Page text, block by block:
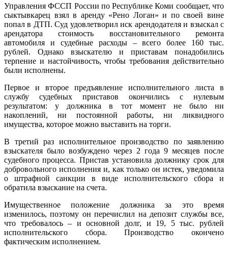
Управления ФССП России по Республике Коми сообщает, что
сыктывкарец взял в аренду «Рено Логан» и по своей вине
попал в ДТП. Суд удовлетворил иск арендодателя и взыскал с
арендатора стоимость восстановительного ремонта
автомобиля и судебные расходы – всего более 160 тыс.
рублей. Однако взыскателю и приставам понадобились
терпение и настойчивость, чтобы требования действительно
были исполнены.
Первое и второе предъявление исполнительного листа в
службу судебных приставов окончились с нулевым
результатом: у должника в тот момент не было ни
накоплений, ни постоянной работы, ни ликвидного
имущества, которое можно выставить на торги.
В третий раз исполнительное производство по заявлению
взыскателя было возбуждено через 2 года 9 месяцев после
судебного процесса. Пристав установила должнику срок для
добровольного исполнения и, как только он истек, уведомила
о штрафной санкции в виде исполнительского сбора и
обратила взыскание на счета.
Имущественное положение должника за это время
изменилось, поэтому он перечислил на депозит службы все,
что требовалось – и основной долг, и 19, 5 тыс. рублей
исполнительского сбора. Производство окончено
фактическим исполнением.